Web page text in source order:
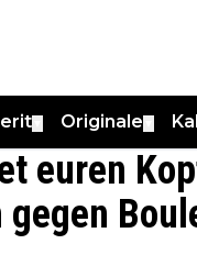
Originale
euren